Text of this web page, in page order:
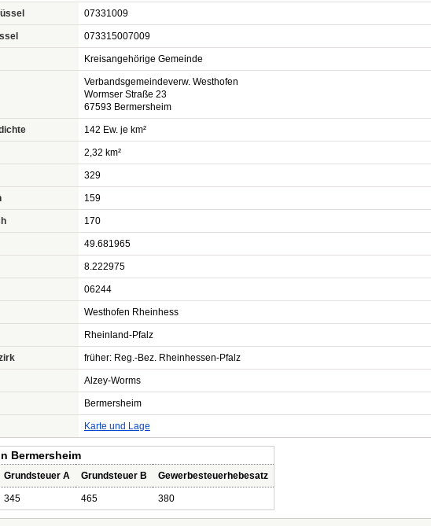
07331009
073315007009
Kreisangehörige Gemeinde
Verbandsgemeindeverw. Westhofen
Wormser Straße 23
67593 Bermersheim
142 Ew. je km²
2,32 km²
329
159
170
49.681965
8.222975
06244
Westhofen Rheinhess
Rheinland-Pfalz
früher: Reg.-Bez. Rheinhessen-Pfalz
Alzey-Worms
Bermersheim
Karte und Lage
Bermersheim
Grundsteuer A Grundsteuer B Gewerbesteuerhebesatz
345 465 380